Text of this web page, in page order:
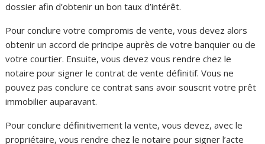
dossier afin d’obtenir un bon taux d’intérêt.
Pour conclure votre compromis de vente, vous devez alors
obtenir un accord de principe auprès de votre banquier ou de
votre courtier. Ensuite, vous devez vous rendre chez le
notaire pour signer le contrat de vente définitif. Vous ne
pouvez pas conclure ce contrat sans avoir souscrit votre prêt
immobilier auparavant.
Pour conclure définitivement la vente, vous devez, avec le
propriétaire, vous rendre chez le notaire pour signer l’acte